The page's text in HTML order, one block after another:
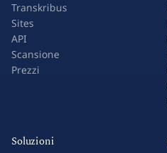
Transkribus
Sites
API
Scansione
Prezzi
Soluzioni